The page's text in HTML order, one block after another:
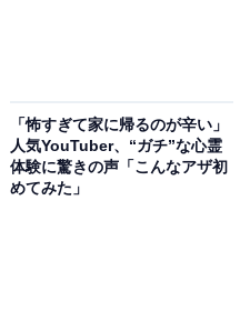
「怖すぎて家に帰るのが辛い」
人気YouTuber、“ガチ”な心霊
体験に驚きの声「こんなアザ初
めてみた」